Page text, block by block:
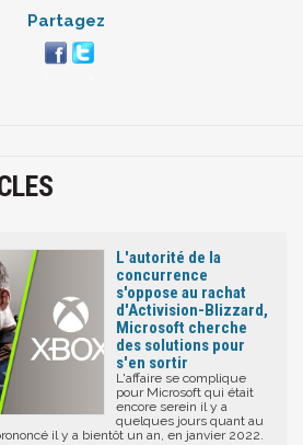
Partagez
L'autorité de la
concurrence
s'oppose au rachat
d'Activision-Blizzard,
Microsoft cherche
des solutions pour
s'en sortir
L'affaire se complique
pour Microsoft qui était
encore serein il y a
quelques jours quant au
il y a bientôt un an, en janvier 2022.